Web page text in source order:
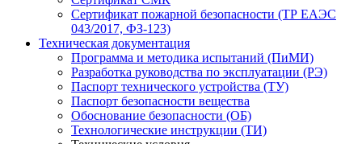
Сертификат пожарной безопасности (ТР ЕАЭС
043/2017, ФЗ-123)
Техническая документация
Программа и методика испытаний (ПиМИ)
Разработка руководства по эксплуатации (РЭ)
Паспорт технического устройства (ТУ)
Паспорт безопасности вещества
Обоснование безопасности (ОБ)
Технологические инструкции (ТИ)